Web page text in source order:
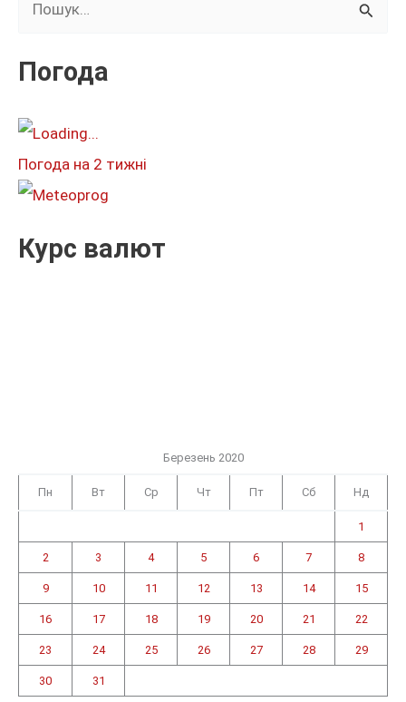
к
т
:
Погода
Погода на 2 тижні
Курс валют
Березень 2020
Пн Вт Ср Чт Пт Сб Нд
1
2 3 4 5 6 7 8
9 10 11 12 13 14 15
16 17 18 19 20 21 22
23 24 25 26 27 28 29
30 31